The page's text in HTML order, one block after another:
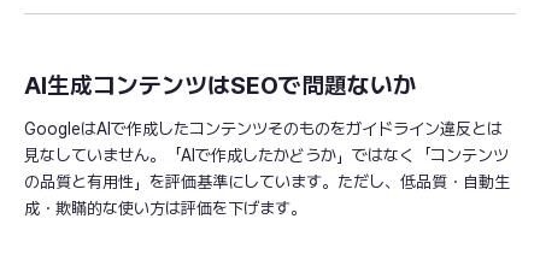
AI生成コンテンツはSEOで問題ないか
GoogleはAIで作成したコンテンツそのものをガイドライン違反とは
見なしていません。「AIで作成したかどうか」ではなく「コンテンツ
の品質と有用性」を評価基準にしています。ただし、低品質・自動生
成・欺瞞的な使い方は評価を下げます。